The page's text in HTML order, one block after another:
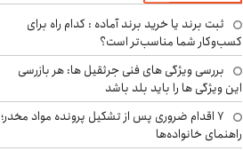
ثبت برند یا خرید برند آماده : کدام راه برای
کسب‌وکار شما مناسب‌تر است؟
بررسی ویژگی های فنی جرثقیل ها: هر بازرسی
این ویژگی ها را باید بلد باشد
۷ اقدام ضروری پس از تشکیل پرونده مواد مخدر؛
راهنمای خانواده‌ها